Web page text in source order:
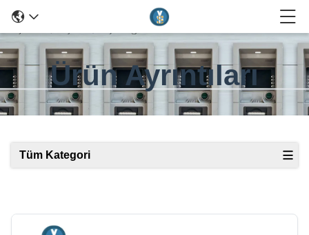
Ürün Ayrıntıları
Tüm Kategori